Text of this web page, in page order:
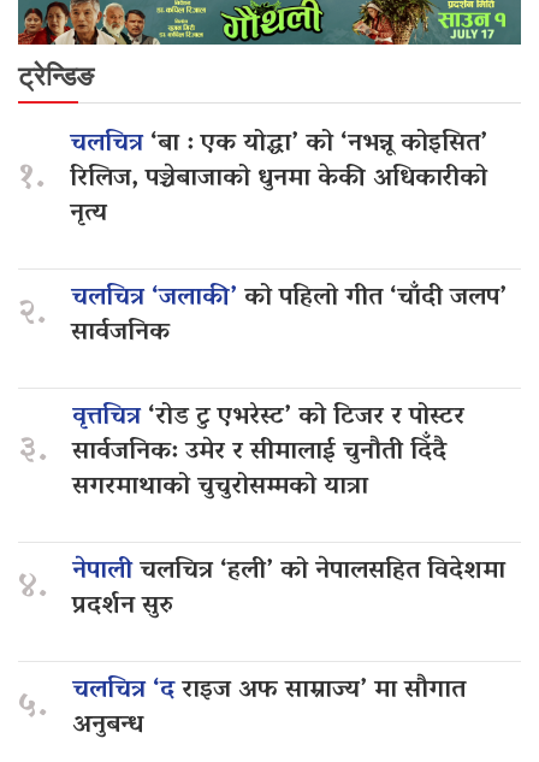
ट्रेन्डिङ
१.
चलचित्र‘बा : एक योद्धा’ को ‘नभन्नू कोइसित’
रिलिज, पञ्चेबाजाको धुनमा केकी अधिकारीको
नृत्य
२. चलचित्र ‘जलाकी’को पहिलो गीत ‘चाँदी जलप’
सार्वजनिक
३.
वृत्तचित्र‘रोड टु एभरेस्ट’ को टिजर र पोस्टर
सार्वजनिक: उमेर र सीमालाई चुनौती दिँदै
सगरमाथाको चुचुरोसम्मको यात्रा
४. नेपालीचलचित्र ‘हली’ को नेपालसहित विदेशमा
प्रदर्शन सुरु
५. चलचित्र ‘दराइज अफ साम्राज्य’ मा सौगात
अनुबन्ध